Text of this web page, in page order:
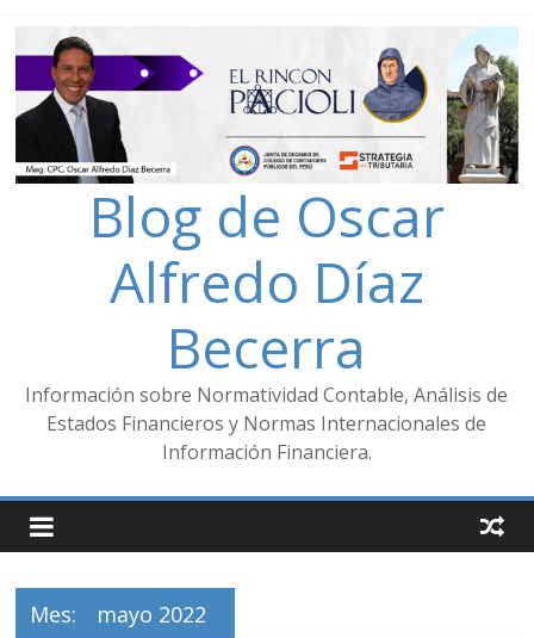
Blog de Oscar
Alfredo Díaz
Becerra
Información sobre Normatividad Contable, Análisis de
Estados Financieros y Normas Internacionales de
Información Financiera.
Mes: mayo 2022